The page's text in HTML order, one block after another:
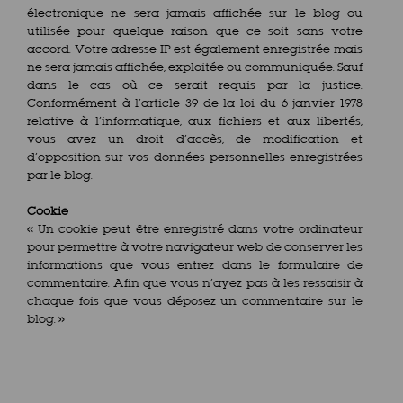
électronique ne sera jamais affichée sur le blog ou
utilisée pour quelque raison que ce soit sans votre
accord. Votre adresse IP est également enregistrée mais
ne sera jamais affichée, exploitée ou communiquée. Sauf
dans le cas où ce serait requis par la justice.
Conformément à l’article 39 de la loi du 6 janvier 1978
relative à l’informatique, aux fichiers et aux libertés,
vous avez un droit d’accès, de modification et
d’opposition sur vos données personnelles enregistrées
par le blog.
Cookie
« Un cookie peut être enregistré dans votre ordinateur
pour permettre à votre navigateur web de conserver les
informations que vous entrez dans le formulaire de
commentaire. Afin que vous n’ayez pas à les ressaisir à
chaque fois que vous déposez un commentaire sur le
blog. »